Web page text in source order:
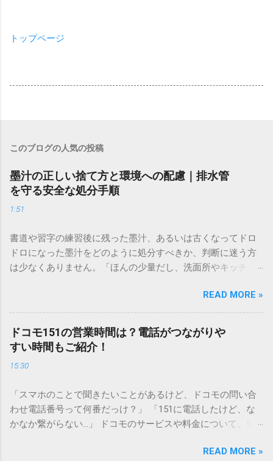
トップページ
このブログの人気の投稿
墨汁の正しい捨て方と環境への配慮｜排水管
を守る安全な処分手順
1:51
書道や習字の練習後に残った墨汁、あるいは古くなってドロ
ドロになった墨汁をどのように処分すべきか、判断に迷う方
は少なくありません。「ほんの少量だし、洗面所やキッチン
と、実は予期せぬトラブルを招く原因となります。 墨汁は、
一般的な生活排水とは性質が大きく異なります。そのまま排
水口へ流すことは環境負荷だけでなく、ご自宅の排水設備を
傷める可能性も高いため、非常に危険です。この記事では、
墨汁を安全かつ環境に優しい方法で処分するための手順と、
容器を適切に分別する方法を徹底解説します。 墨汁を「排水
す）」と「膠（にかわ）」、そして水です。これらは非常に
微細かつ独特の粘性を持っているため、下水処理や配管維持
の観点から以下の問題が発生します。 1. 環境への深刻な負荷
施設であっても、これらの微粒子を完全に分解・除去するこ
READ MORE »
ドコモ151の営業時間は？電話がつながりや
すい時間もご紹介！
15:30
「スマホのことで聞きたいことがあるけど、ドコモの問い合
わせ電話番号って何番だっけ？」 「151に電話したけど、な
かなか繋がらない…」 ドコモのサービスや料金について、疑
ンフォメーションセンター」の専用電話番号「151」ですよ
READ MORE »